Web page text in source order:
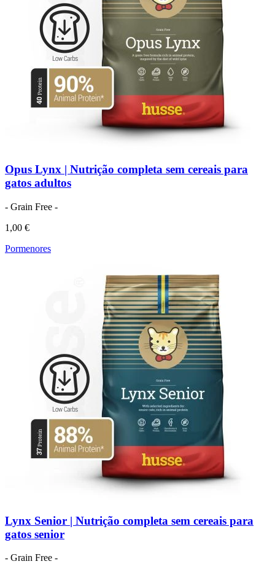
Opus Lynx | Nutrição completa sem cereais para
gatos adultos
- Grain Free -
1,00 €
Pormenores
Lynx Senior | Nutrição completa sem cereais para
gatos senior
- Grain Free -